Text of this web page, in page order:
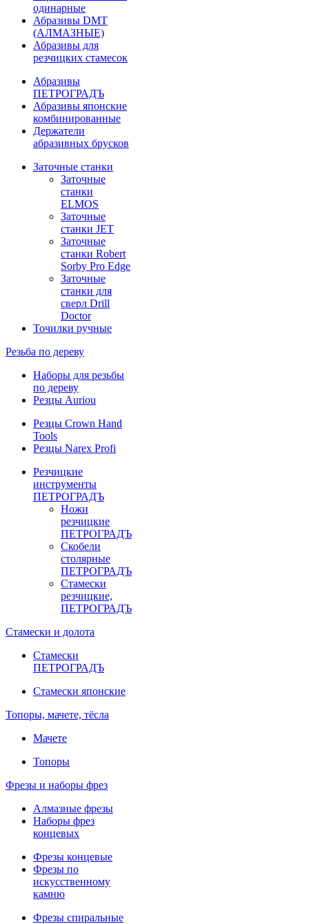
одинарные
Абразивы DMT
(АЛМАЗНЫЕ)
Абразивы для
резчицких стамесок
Абразивы
ПЕТРОГРАДЪ
Абразивы японские
комбинированные
Держатели
абразивных брусков
Заточные станки
Заточные
станки
ELMOS
Заточные
станки JET
Заточные
станки Robert
Sorby Pro Edge
Заточные
станки для
сверл Drill
Doctor
Точилки ручные
Резьба по дереву
Наборы для резьбы
по дереву
Резцы Auriou
Резцы Crown Hand
Tools
Резцы Narex Profi
Резчицкие
инструменты
ПЕТРОГРАДЪ
Ножи
резчицкие
ПЕТРОГРАДЪ
Скобели
столярные
ПЕТРОГРАДЪ
Стамески
резчицкие,
ПЕТРОГРАДЪ
Стамески и долота
Стамески
ПЕТРОГРАДЪ
Стамески японские
Топоры, мачете, тёсла
Мачете
Топоры
Фрезы и наборы фрез
Алмазные фрезы
Наборы фрез
концевых
Фрезы концевые
Фрезы по
искусственному
камню
Фрезы спиральные